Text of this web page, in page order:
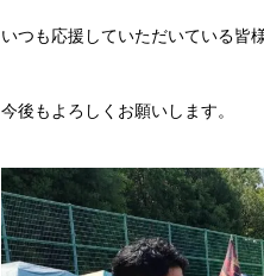
いつも応援していただいている皆
今後もよろしくお願いします。